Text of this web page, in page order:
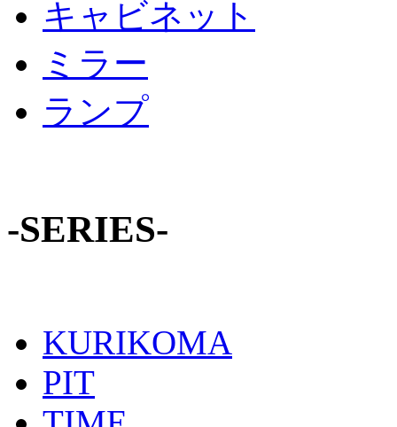
キャビネット
ミラー
ランプ
-SERIES-
KURIKOMA
PIT